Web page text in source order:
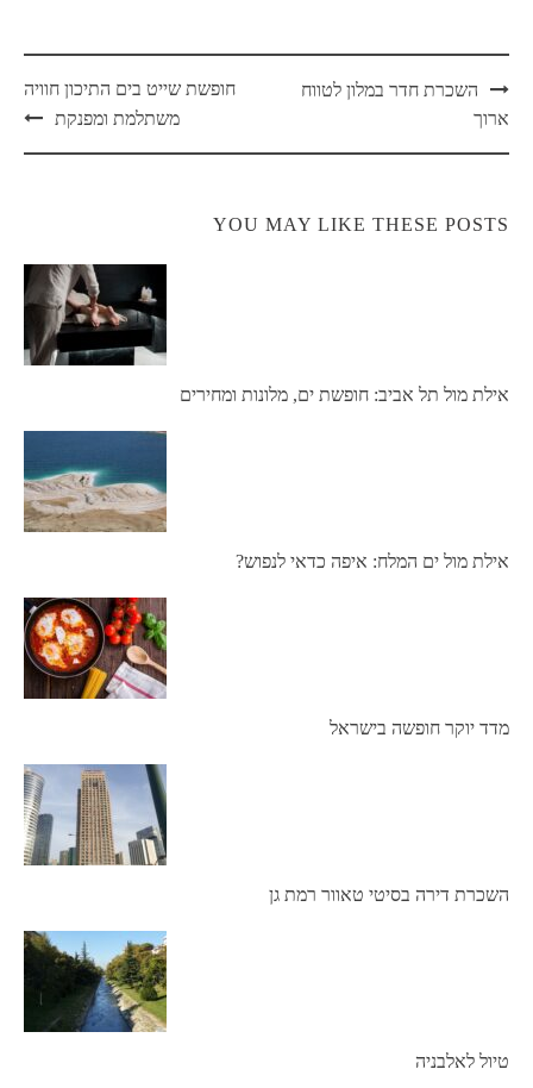
Post
navigation
השכרת חדר במלון לטווח
ארוך
חופשת שייט בים התיכון חוויה
משתלמת ומפנקת
YOU MAY LIKE THESE POSTS
אילת מול תל אביב: חופשת ים, מלונות ומחירים
אילת מול ים המלח: איפה כדאי לנפוש?
מדד יוקר חופשה בישראל
השכרת דירה בסיטי טאוור רמת גן
טיול לאלבניה